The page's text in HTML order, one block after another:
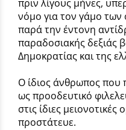
πριν λίγους μήνες,
νόμο για τον γάμο
παρά την έντονη
παραδοσιακής δεξιάς
Δημοκρατίας και της
Ο ίδιος άνθρωπος που
ως προοδευτικό
στις ίδιες
προστάτευε.